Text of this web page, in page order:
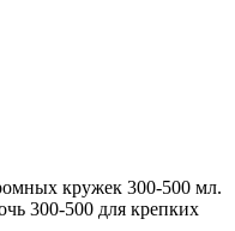
кружек 300-500 мл.
300-500 для крепких